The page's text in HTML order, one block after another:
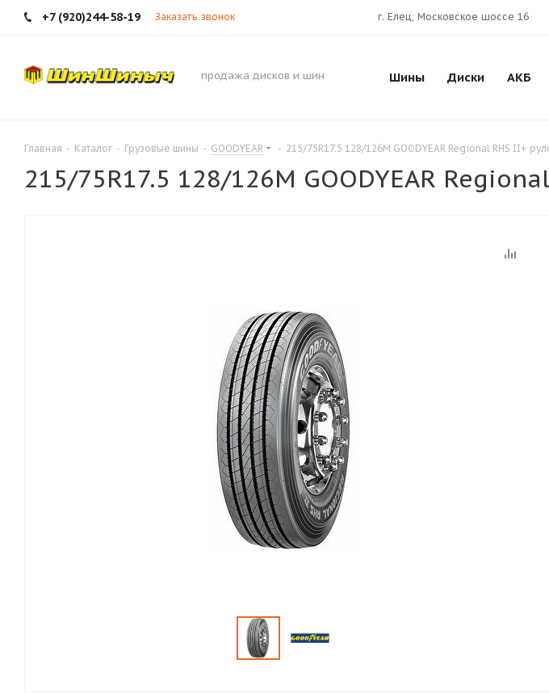
+7 (920)244-58-19 Заказать звонок г. Елец, Московское шоссе 16
продажа дисков и шин Шины Диски АКБ
Главная - Каталог - Грузовые шины - GOODYEAR - 215/75R17.5 128/126M GOODYEAR Regional RHS II+
215/75R17.5 128/126M GOODYEAR